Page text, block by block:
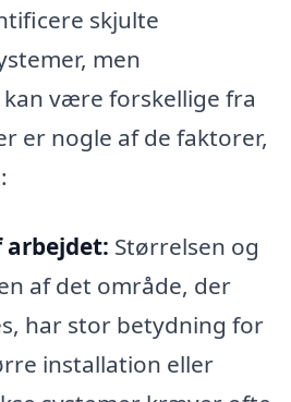
skjulte
men
være forskellige fra
er nogle af de faktorer,
arbejdet: Størrelsen og
af det område, der
har stor betydning for
installation eller